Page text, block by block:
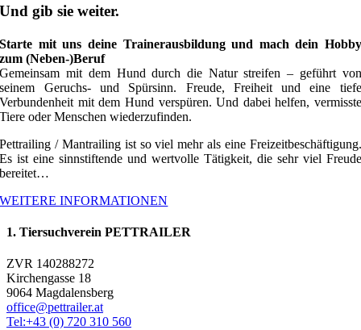
Und gib sie weiter.
Starte mit uns deine Trainerausbildung und mach dein Hobby
zum (Neben-)Beruf
Gemeinsam mit dem Hund durch die Natur streifen – geführt von
seinem Geruchs- und Spürsinn. Freude, Freiheit und eine tiefe
Verbundenheit mit dem Hund verspüren. Und dabei helfen, vermisste
Tiere oder Menschen wiederzufinden.
Pettrailing / Mantrailing ist so viel mehr als eine Freizeitbeschäftigung.
Es ist eine sinnstiftende und wertvolle Tätigkeit, die sehr viel Freude
bereitet…
WEITERE INFORMATIONEN
1. Tiersuchverein PETTRAILER
ZVR 140288272
Kirchengasse 18
9064 Magdalensberg
office@pettrailer.at
Tel:+43 (0) 720 310 560